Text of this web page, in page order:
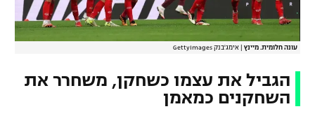
עונה חלומית. מיינץ אימג'בנק GettyImages
הגביל את עצמו כשחקן, משחרר את
השחקנים כמאמן